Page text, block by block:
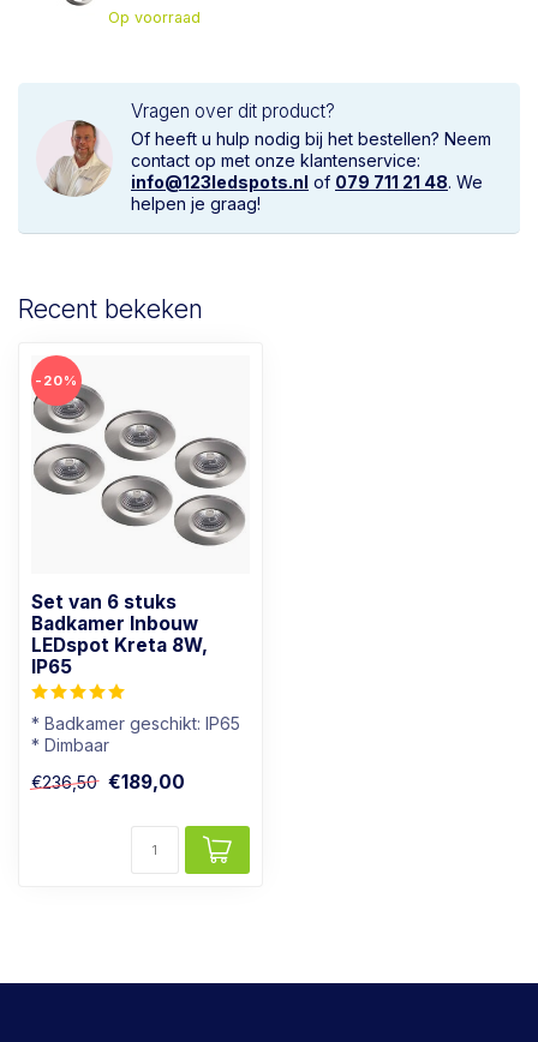
Op voorraad
Vragen over dit product?
Of heeft u hulp nodig bij het bestellen? Neem
contact op met onze klantenservice:
info@123ledspots.nl of 079 711 21 48. We
helpen je graag!
Recent bekeken
-20%
Set van 6 stuks
Badkamer Inbouw
LEDspot Kreta 8W,
IP65
* Badkamer geschikt: IP65
* Dimbaar
* Rvs kleur armatu...
€236,50 €189,00